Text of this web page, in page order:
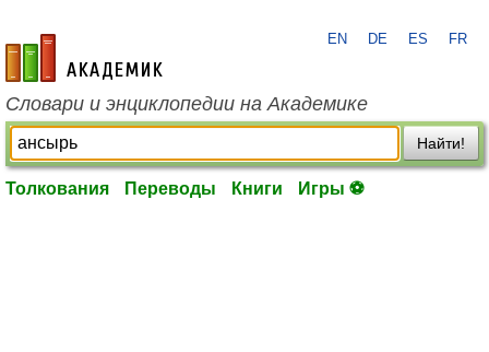
academic.ru
EN DE ES FR
Словари и энциклопедии на Академике
Найти!
Толкования Переводы Книги Игры ⚽